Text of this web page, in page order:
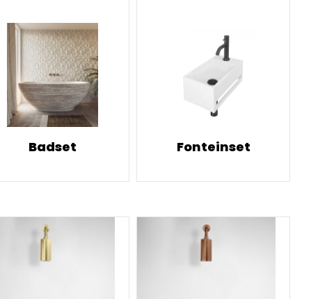
Badset Fonteinset